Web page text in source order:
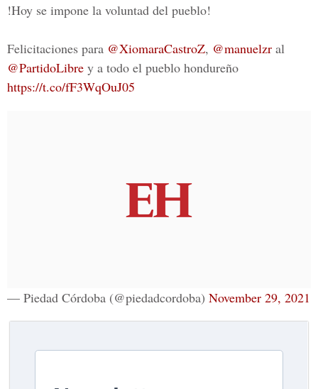
!Hoy se impone la voluntad del pueblo!
Felicitaciones para @XiomaraCastroZ, @manuelzr al
@PartidoLibre y a todo el pueblo hondureño
https://t.co/fF3WqOuJ05
— Piedad Córdoba (@piedadcordoba) November 29, 2021